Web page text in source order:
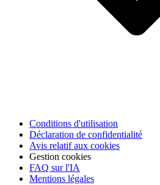
Conditions d'utilisation
Déclaration de confidentialité
Avis relatif aux cookies
Gestion cookies
FAQ sur l'IA
Mentions légales